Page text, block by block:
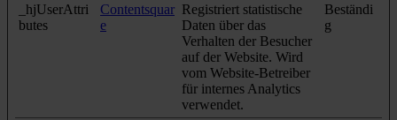
_hjUserAttri
butes
Contentsquar
e
Registriert statistische
Daten über das
Verhalten der Besucher
auf der Website. Wird
vom Website-Betreiber
für internes Analytics
verwendet.
Beständi
g